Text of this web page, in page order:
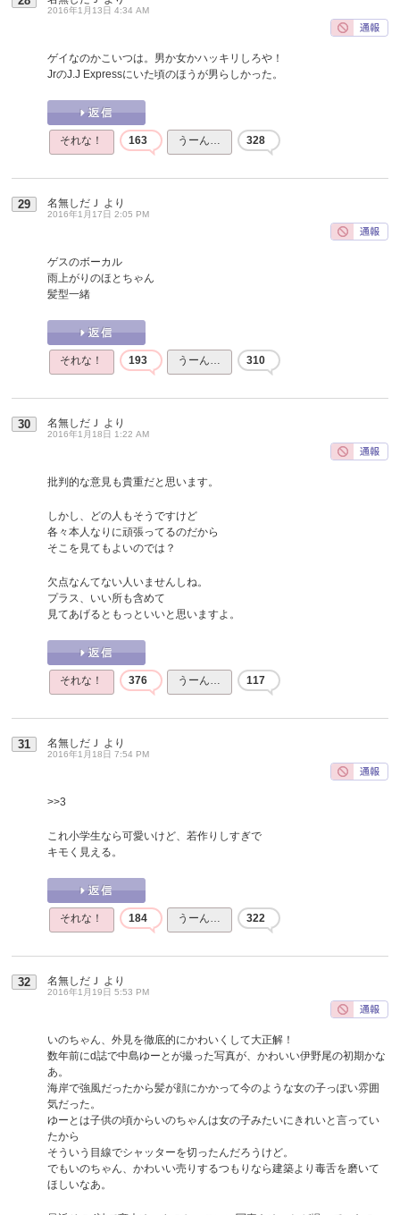
2016年1月13日 4:34 AM
ゲイなのかこいつは。男か女かハッキリしろや！
JrのJ.J Expressにいた頃のほうが男らしかった。
それな！ 163 うーん… 328
29 名無しだＪ より
2016年1月17日 2:05 PM
ゲスのボーカル
雨上がりのほとちゃん
髪型一緒
それな！ 193 うーん… 310
30 名無しだＪ より
2016年1月18日 1:22 AM
批判的な意見も貴重だと思います。
しかし、どの人もそうですけど
各々本人なりに頑張ってるのだから
そこを見てもよいのでは？
欠点なんてない人いませんしね。
プラス、いい所も含めて
見てあげるともっといいと思いますよ。
それな！ 376 うーん… 117
31 名無しだＪ より
2016年1月18日 7:54 PM
>>3
これ小学生なら可愛いけど、若作りしすぎで
キモく見える。
それな！ 184 うーん… 322
32 名無しだＪ より
2016年1月19日 5:53 PM
いのちゃん、外見を徹底的にかわいくして大正解！
数年前にd誌で中島ゆーとが撮った写真が、かわいい伊野尾の初期かな
あ。
海岸で強風だったから髪が顔にかかって今のような女の子っぽい雰囲
気だった。
ゆーとは子供の頃からいのちゃんは女の子みたいにきれいと言ってい
たから
そういう目線でシャッターを切ったんだろうけど。
でもいのちゃん、かわいい売りするつもりなら建築より毒舌を磨いて
ほしいなあ。